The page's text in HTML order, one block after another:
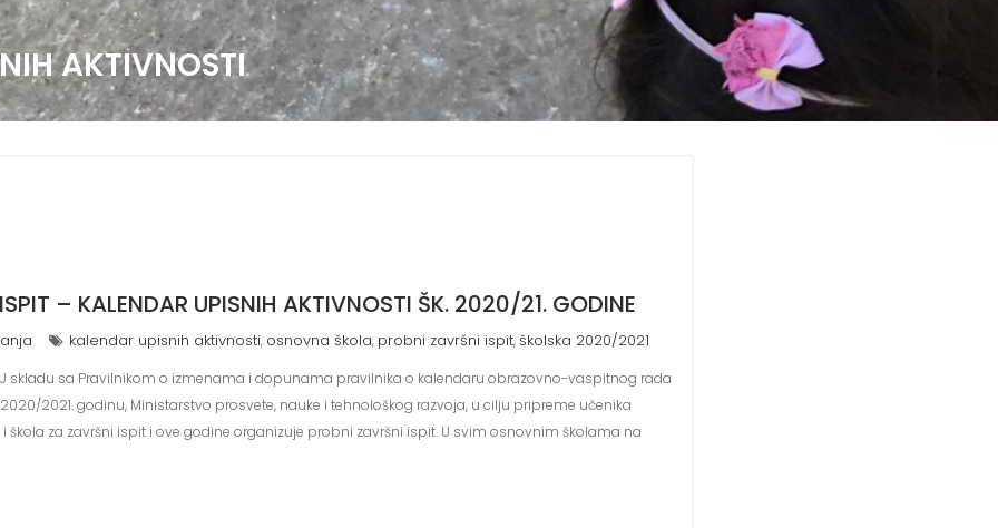
AKTIVNOSTI
– KALENDAR UPISNIH AKTIVNOSTI ŠK. 2020/21. GODINE
kalendar upisnih aktivnosti, osnovna škola, probni završni ispit,školska 2020/2021
skladu sa Pravilnikom o izmenama i dopunama pravilnika o kalendaru obrazovno-vaspitnog rada
2021. godinu, Ministarstvo prosvete, nauke i tehnološkog razvoja, u cilju pripreme učenika
škola za završni ispit i ove godine organizuje probni završni ispit. U svim osnovnim školama na